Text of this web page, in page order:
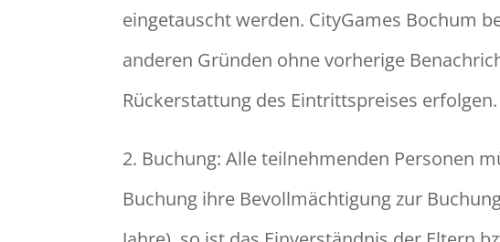
eingetauscht werden. CityGames Bochum
anderen Gründen ohne vorherige
Rückerstattung des Eintrittspreises erfolgen.
2. Buchung: Alle teilnehmenden Personen
Buchung ihre Bevollmächtigung zur